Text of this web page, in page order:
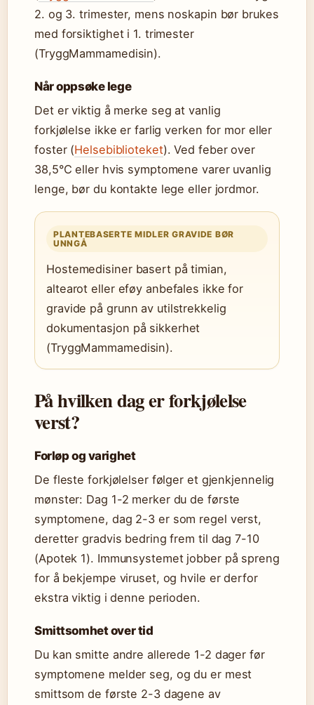
2. og 3. trimester, mens noskapin bør brukes
med forsiktighet i 1. trimester
(TryggMammamedisin).
Når oppsøke lege
Det er viktig å merke seg at vanlig
forkjølelse ikke er farlig verken for mor eller
foster (Helsebiblioteket). Ved feber over
38,5°C eller hvis symptomene varer uvanlig
lenge, bør du kontakte lege eller jordmor.
PLANTEBASERTE MIDLER GRAVIDE BØR
UNNGÅ
Hostemedisiner basert på timian,
altearot eller eføy anbefales ikke for
gravide på grunn av utilstrekkelig
dokumentasjon på sikkerhet
(TryggMammamedisin).
På hvilken dag er forkjølelse
verst?
Forløp og varighet
De fleste forkjølelser følger et gjenkjennelig
mønster: Dag 1-2 merker du de første
symptomene, dag 2-3 er som regel verst,
deretter gradvis bedring frem til dag 7-10
(Apotek 1). Immunsystemet jobber på spreng
for å bekjempe viruset, og hvile er derfor
ekstra viktig i denne perioden.
Smittsomhet over tid
Du kan smitte andre allerede 1-2 dager før
symptomene melder seg, og du er mest
smittsom de første 2-3 dagene av